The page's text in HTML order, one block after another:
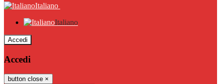
Italiano
Italiano
Accedi
Accedi
button close ×